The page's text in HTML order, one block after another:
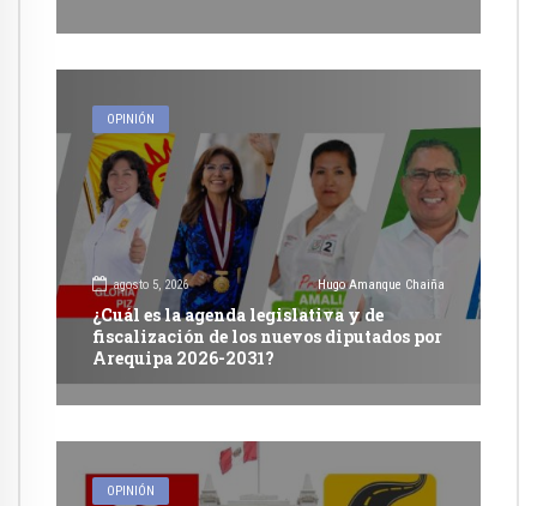
OPINIÓN
agosto 5, 2026 Hugo Amanque Chaiña
¿Cuál es la agenda legislativa y de
fiscalización de los nuevos diputados por
Arequipa 2026-2031?
OPINIÓN